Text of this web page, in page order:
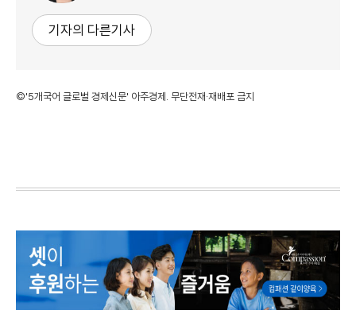
기자의 다른기사
©'5개국어 글로벌 경제신문' 아주경제. 무단전재·재배포 금지